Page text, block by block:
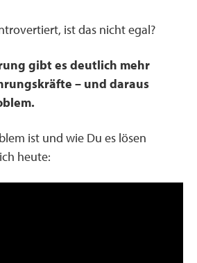
ist das nicht egal?
gibt es deutlich mehr
– und daraus
ist und wie Du es lösen
heute: